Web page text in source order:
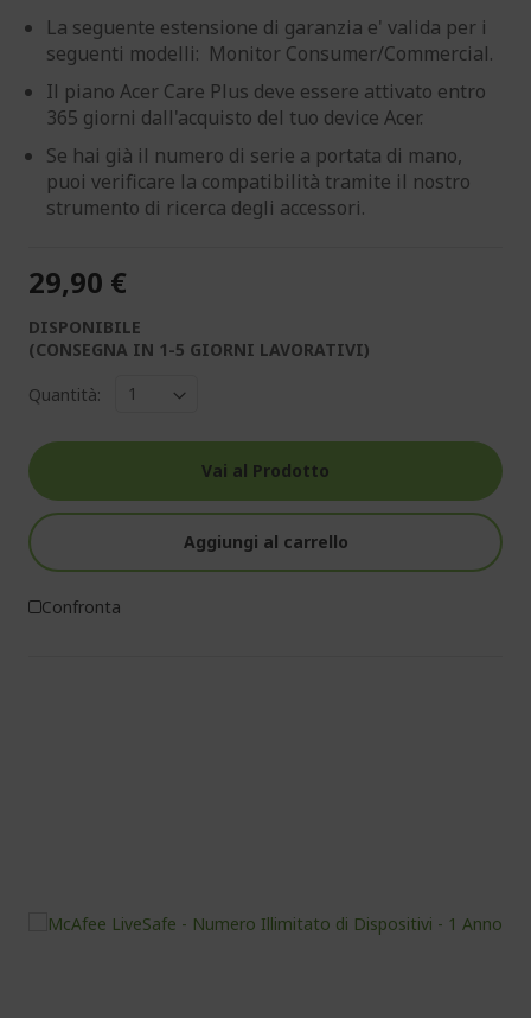
La seguente estensione di garanzia e' valida per i
seguenti modelli: Monitor Consumer/Commercial.
Il piano Acer Care Plus deve essere attivato entro
365 giorni dall'acquisto del tuo device Acer.
Se hai già il numero di serie a portata di mano,
puoi verificare la compatibilità tramite il nostro
strumento di ricerca degli accessori.
29,90 €
DISPONIBILE
(CONSEGNA IN 1-5 GIORNI LAVORATIVI)
Quantità:
Vai al Prodotto
Aggiungi al carrello
Confronta